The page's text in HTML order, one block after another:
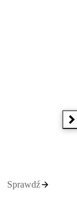
Sprawdź